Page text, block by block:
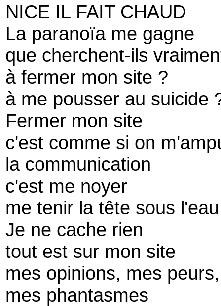
NICE IL FAIT CHAUD
La paranoïa me gagne
que cherchent-ils
à fermer mon site ?
à me pousser au suicide
Fermer mon site
c'est comme si on
la communication
c'est me noyer
me tenir la tête sous l'eau
Je ne cache rien
tout est sur mon site
mes opinions, mes
mes phantasmes